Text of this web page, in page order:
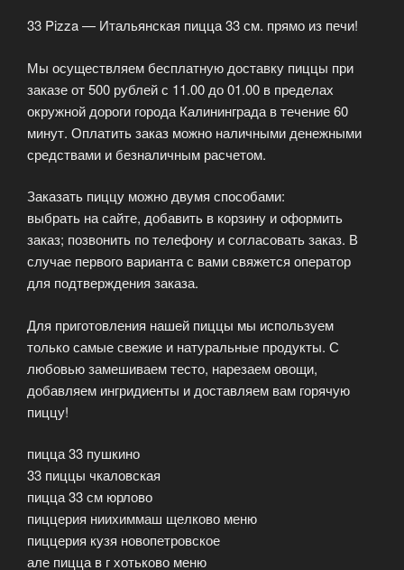
33 Pizza — Итальянская пицца 33 см. прямо из печи!
Мы осуществляем бесплатную доставку пиццы при
заказе от 500 рублей с 11.00 до 01.00 в пределах
окружной дороги города Калининграда в течение 60
минут. Оплатить заказ можно наличными денежными
средствами и безналичным расчетом.
Заказать пиццу можно двумя способами:
выбрать на сайте, добавить в корзину и оформить
заказ; позвонить по телефону и согласовать заказ. В
случае первого варианта с вами свяжется оператор
для подтверждения заказа.
Для приготовления нашей пиццы мы используем
только самые свежие и натуральные продукты. С
любовью замешиваем тесто, нарезаем овощи,
добавляем ингридиенты и доставляем вам горячую
пиццу!
пицца 33 пушкино
33 пиццы чкаловская
пицца 33 см юрлово
пиццерия ниихиммаш щелково меню
пиццерия кузя новопетровское
але пицца в г хотьково меню